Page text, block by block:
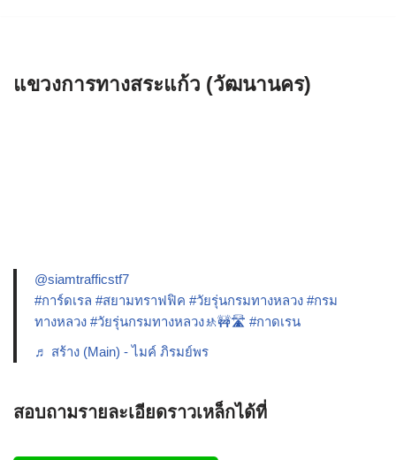
แขวงการทางสระแก้ว (วัฒนานคร)
@siamtrafficstf7
#การ์ดเรล #สยามทราฟฟิค #วัยรุ่นกรมทางหลวง #กรม
ทางหลวง #วัยรุ่นกรมทางหลวง🚸🚧🛣️ #กาดเรน
♬ สร้าง (Main) - ไมค์ ภิรมย์พร
สอบถามรายละเอียดราวเหล็กได้ที่